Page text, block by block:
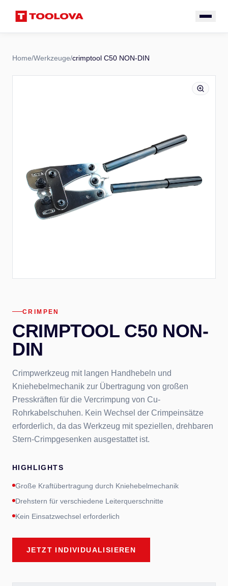
Home/Werkzeuge/crimptool C50 NON-DIN
CRIMPEN
CRIMPTOOL C50 NON-
DIN
Crimpwerkzeug mit langen Handhebeln und
Kniehebelmechanik zur Übertragung von großen
Presskräften für die Vercrimpung von Cu-
Rohrkabelschuhen. Kein Wechsel der Crimpeinsätze
erforderlich, da das Werkzeug mit speziellen, drehbaren
Stern-Crimpgesenken ausgestattet ist.
HIGHLIGHTS
Große Kraftübertragung durch Kniehebelmechanik
Drehstern für verschiedene Leiterquerschnitte
Kein Einsatzwechsel erforderlich
JETZT INDIVIDUALISIEREN